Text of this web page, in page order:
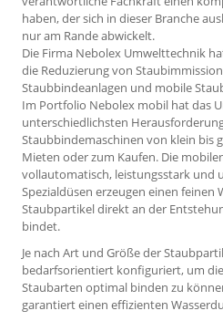
haben, der sich in dieser Branche
nur am Rande abwickelt.
Die Firma Nebolex Umwelttechnik
die Reduzierung von
Staubbindeanlagen und mobile
Im Portfolio Nebolex mobil hat das
unterschiedlichsten
Staubbindemaschinen von klein bis
Mieten oder zum Kaufen. Die
vollautomatisch, leistungsstark und
Spezialdüsen erzeugen einen feinen
Staubpartikel direkt an der
bindet.
Je nach Art und Größe der
bedarfsorientiert konfiguriert, um
Staubarten optimal binden zu
garantiert einen effizienten